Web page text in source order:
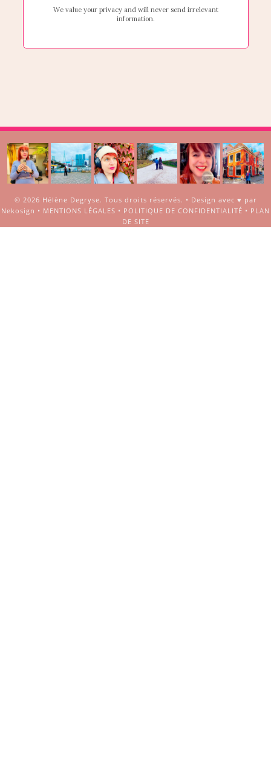
© 2026 Hélène Degryse. Tous droits réservés. • Design avec ♥ par
Nekosign • MENTIONS LÉGALES • POLITIQUE DE CONFIDENTIALITÉ • PLAN
DE SITE